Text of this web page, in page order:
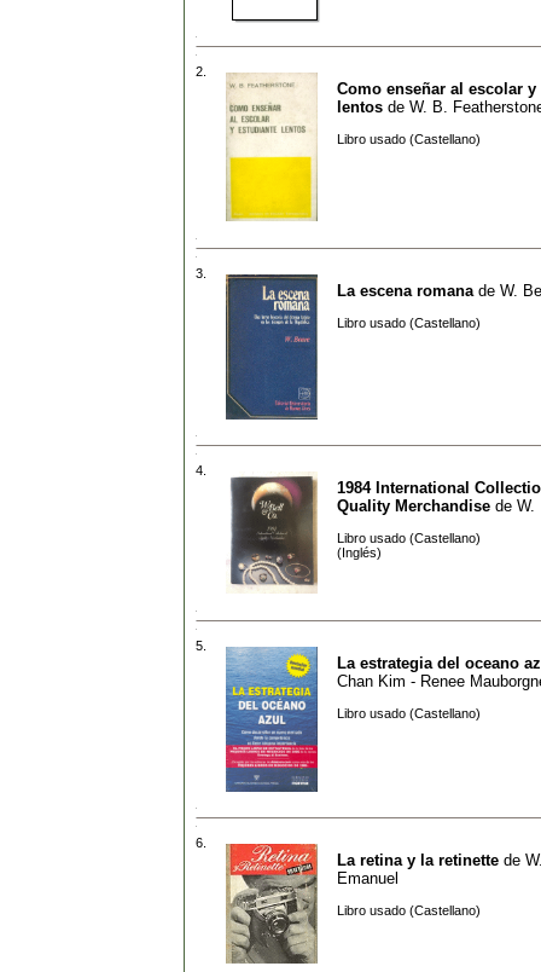
2.
Como enseñar al escolar y
lentos de W. B.
Libro usado (Castellano)
3.
La escena romana de W.
Libro usado (Castellano)
4.
1984 International
Quality Merchandise de W.
Libro usado (Castellano)
(Inglés)
5.
La estrategia del oceano
Chan Kim - Renee
Libro usado (Castellano)
6.
La retina y la retinette de
Emanuel
Libro usado (Castellano)